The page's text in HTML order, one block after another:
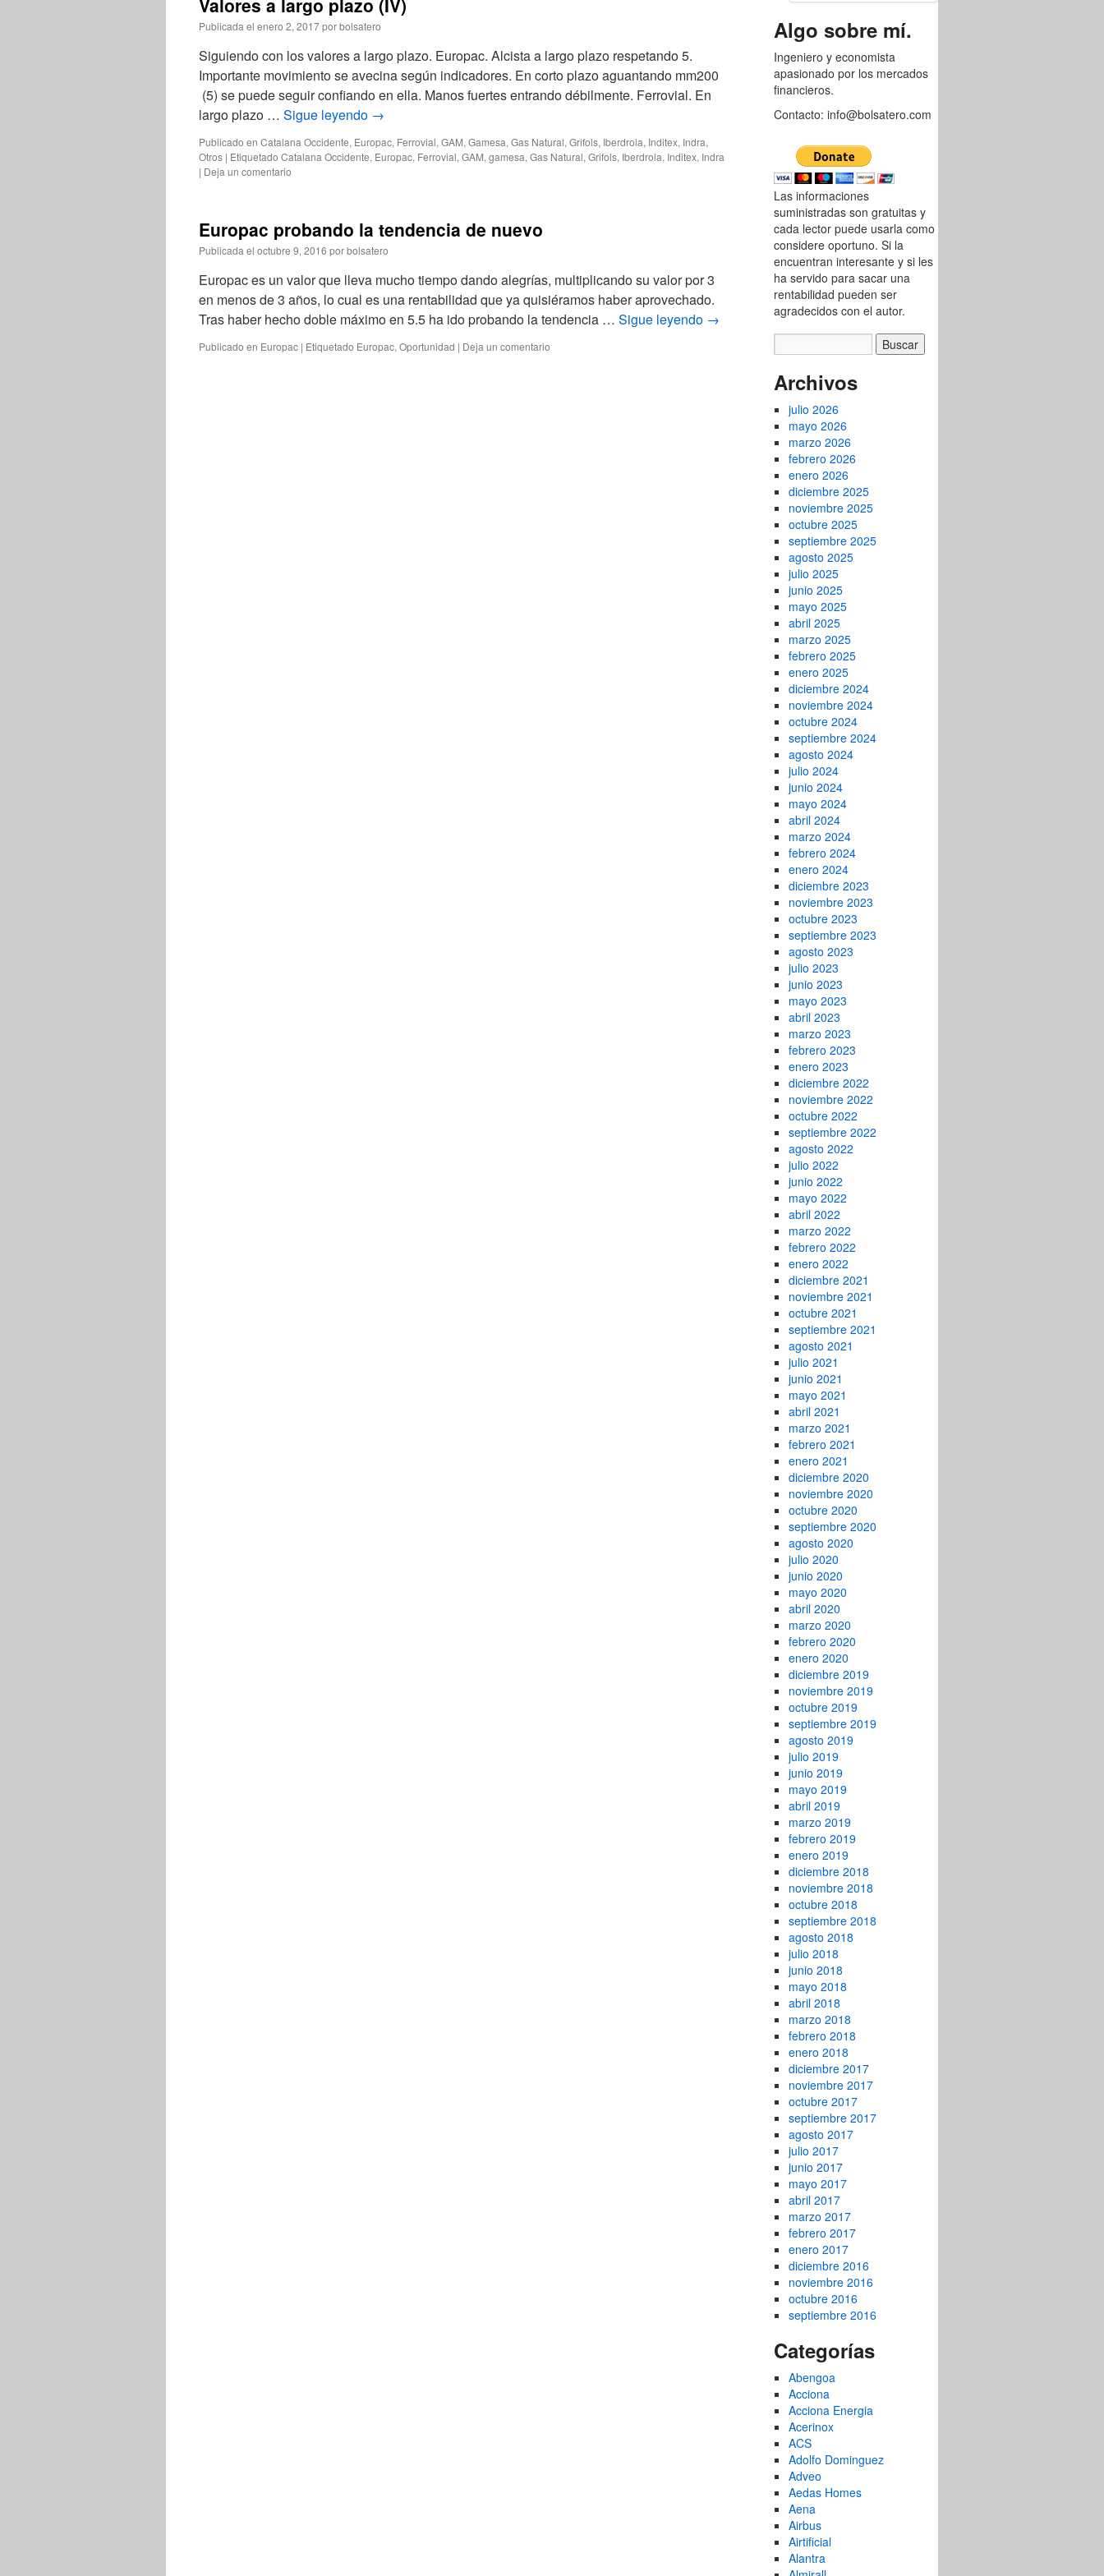
Valores a largo plazo (IV)
Publicada el enero 2, 2017porbolsatero
Siguiendo con los valores a largo plazo. Europac. Alcista a largo plazo respetando 5.
Importante movimiento se avecina según indicadores. En corto plazo aguantando mm200
(5) se puede seguir confiando en ella. Manos fuertes entrando débilmente. Ferrovial. En
largo plazo … Sigue leyendo →
Publicado en Catalana Occidente, Europac, Ferrovial, GAM, Gamesa, Gas Natural, Grifols, Iberdrola, Inditex, Indra,
Otros | Etiquetado Catalana Occidente, Europac, Ferrovial, GAM, gamesa, Gas Natural, Grifols, Iberdrola, Inditex, Indra
| Deja un comentario
Europac probando la tendencia de nuevo
Publicada el octubre 9, 2016 porbolsatero
Europac es un valor que lleva mucho tiempo dando alegrías, multiplicando su valor por 3
en menos de 3 años, lo cual es una rentabilidad que ya quisiéramos haber aprovechado.
Tras haber hecho doble máximo en 5.5 ha ido probando la tendencia … Sigue leyendo →
Publicado en Europac | Etiquetado Europac, Oportunidad | Deja un comentario
Algo sobre mí.
Ingeniero y economista
apasionado por los mercados
financieros.
Contacto: info@bolsatero.com
Las informaciones
suministradas son gratuitas y
cada lector puede usarla como
considere oportuno. Si la
encuentran interesante y si les
ha servido para sacar una
rentabilidad pueden ser
agradecidos con el autor.
Archivos
julio 2026
mayo 2026
marzo 2026
febrero 2026
enero 2026
diciembre 2025
noviembre 2025
octubre 2025
septiembre 2025
agosto 2025
julio 2025
junio 2025
mayo 2025
abril 2025
marzo 2025
febrero 2025
enero 2025
diciembre 2024
noviembre 2024
octubre 2024
septiembre 2024
agosto 2024
julio 2024
junio 2024
mayo 2024
abril 2024
marzo 2024
febrero 2024
enero 2024
diciembre 2023
noviembre 2023
octubre 2023
septiembre 2023
agosto 2023
julio 2023
junio 2023
mayo 2023
abril 2023
marzo 2023
febrero 2023
enero 2023
diciembre 2022
noviembre 2022
octubre 2022
septiembre 2022
agosto 2022
julio 2022
junio 2022
mayo 2022
abril 2022
marzo 2022
febrero 2022
enero 2022
diciembre 2021
noviembre 2021
octubre 2021
septiembre 2021
agosto 2021
julio 2021
junio 2021
mayo 2021
abril 2021
marzo 2021
febrero 2021
enero 2021
diciembre 2020
noviembre 2020
octubre 2020
septiembre 2020
agosto 2020
julio 2020
junio 2020
mayo 2020
abril 2020
marzo 2020
febrero 2020
enero 2020
diciembre 2019
noviembre 2019
octubre 2019
septiembre 2019
agosto 2019
julio 2019
junio 2019
mayo 2019
abril 2019
marzo 2019
febrero 2019
enero 2019
diciembre 2018
noviembre 2018
octubre 2018
septiembre 2018
agosto 2018
julio 2018
junio 2018
mayo 2018
abril 2018
marzo 2018
febrero 2018
enero 2018
diciembre 2017
noviembre 2017
octubre 2017
septiembre 2017
agosto 2017
julio 2017
junio 2017
mayo 2017
abril 2017
marzo 2017
febrero 2017
enero 2017
diciembre 2016
noviembre 2016
octubre 2016
septiembre 2016
Categorías
Abengoa
Acciona
Acciona Energia
Acerinox
ACS
Adolfo Dominguez
Adveo
Aedas Homes
Aena
Airbus
Airtificial
Alantra